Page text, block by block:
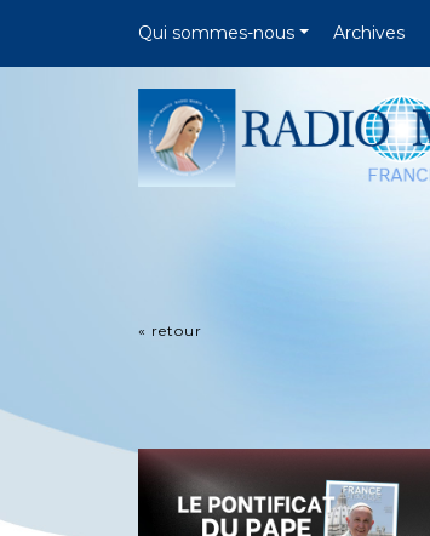
Qui sommes-nous Archives
« retour